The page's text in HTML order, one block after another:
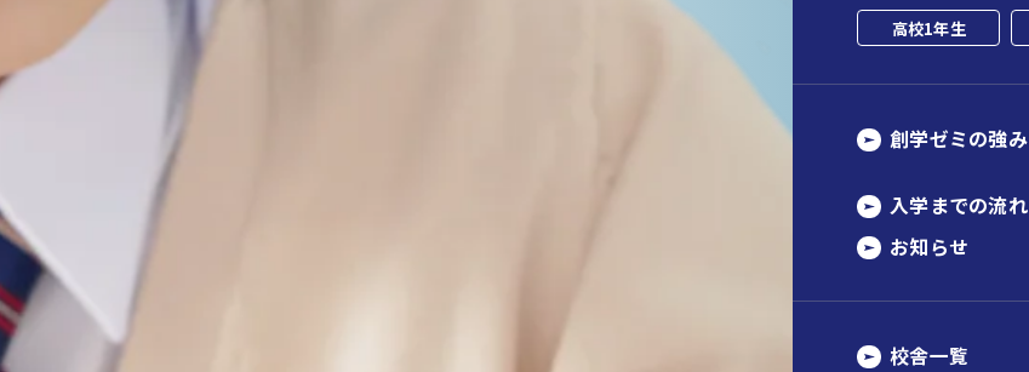
高校1年生
創学ゼミの強み
入学までの流れ
お知らせ
校舎一覧